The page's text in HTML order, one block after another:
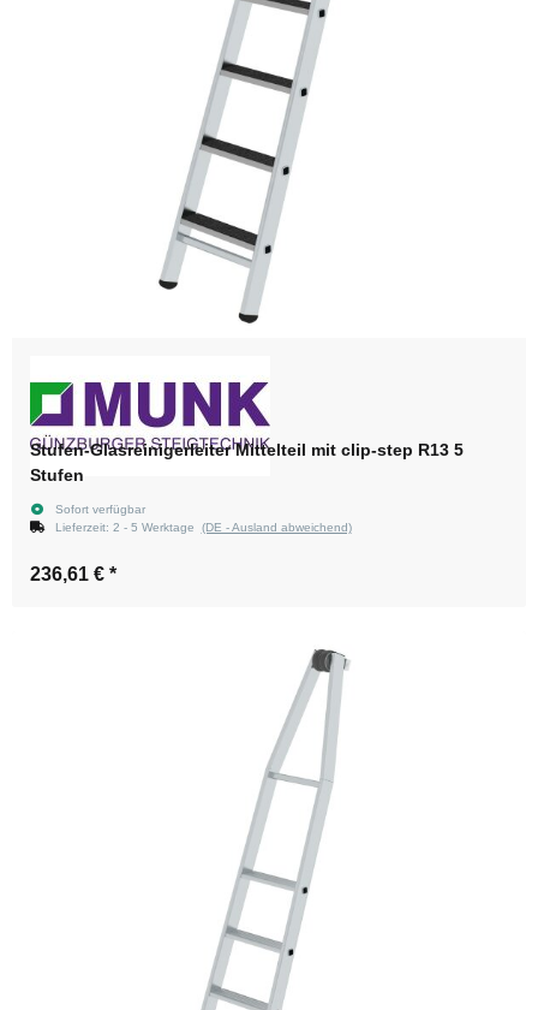
Stufen-Glasreinigerleiter Mittelteil mit clip-step R13 5
Stufen
Sofort verfügbar
Lieferzeit: 2 - 5 Werktage (DE - Ausland abweichend)
236,61 € *